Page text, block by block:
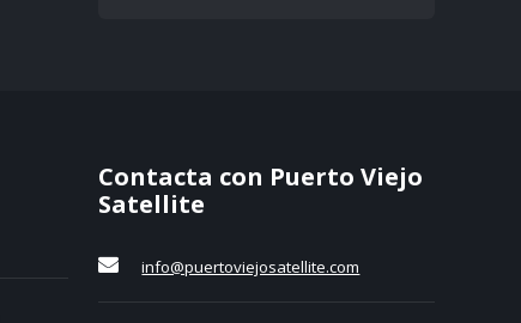
Contacta con Puerto Viejo
Satellite
info@puertoviejosatellite.com